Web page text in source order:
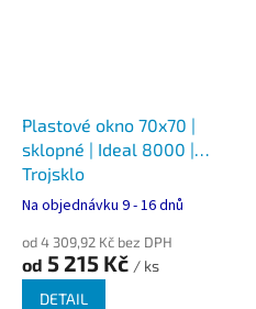
Plastové okno 70x70 |
sklopné | Ideal 8000 |
Trojsklo
Na objednávku 9 - 16 dnů
od 4 309,92 Kč bez DPH
od 5 215 Kč / ks
DETAIL